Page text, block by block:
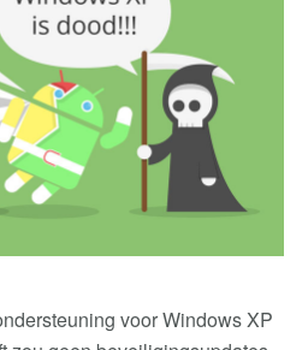
voor Windows XP